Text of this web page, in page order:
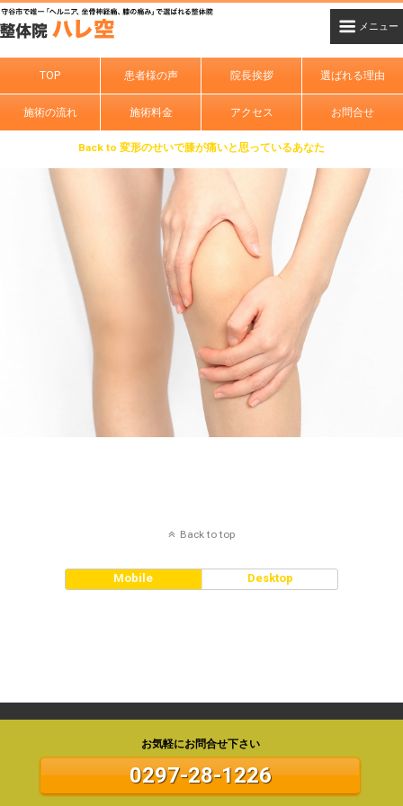
TOP 患者様の声 院長挨拶 選ばれる理由
施術の流れ 施術料金 アクセス お問合せ
Back to 変形のせいで膝が痛いと思っているあなた
Back to top
Mobile Desktop
お気軽にお問合せ下さい
0297-28-1226